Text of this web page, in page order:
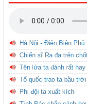
Hà Nội - Điện Biên Phủ
Chiến sĩ Ra đa trên
Tên lửa ta đánh rất hay
Tổ quốc trao ta bầu trời
Phi đội ta xuất kích